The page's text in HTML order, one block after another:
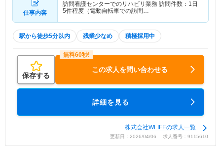
仕事内容
訪問看護センターでのリハビリ業務 訪問件数：1日
5件程度（電動自転車での訪問…
駅から徒歩5分以内 残業少なめ 積極採用中
保存する
この求人を問い合わせる
詳細を見る
株式会社WLIFEの求人一覧
更新日：2026/04/06 求人番号：9115610